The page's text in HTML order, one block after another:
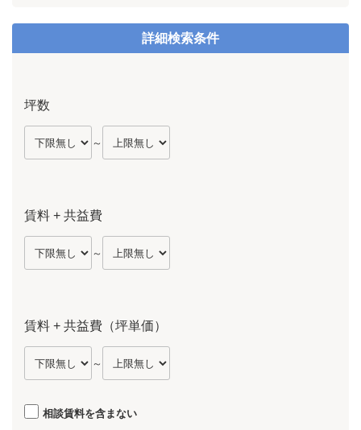
詳細検索条件
坪数
～
賃料 + 共益費
～
賃料 + 共益費（坪単価）
～
相談賃料を含まない